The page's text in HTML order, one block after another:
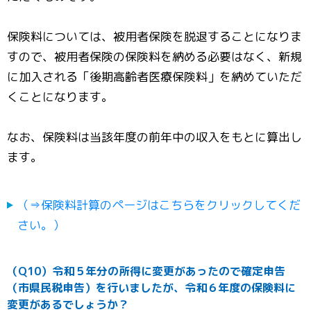
保険料については、被用者保険を脱退することになりま
すので、被用者保険の保険料を納める必要はなく、新規
に加入される「後期高齢者医療保険料」を納めていただ
くことになります。
なお、保険料は当該年度の前年中の収入をもとに算出し
ます。
（⇒保険料計算のページはこちらをクリックしてくだ
さい。）
（Q10）令和５年分の所得に変更があったので確定申告
（市県民税申告）を行いましたが、令和６年度の保険料に
変更があるでしょうか？